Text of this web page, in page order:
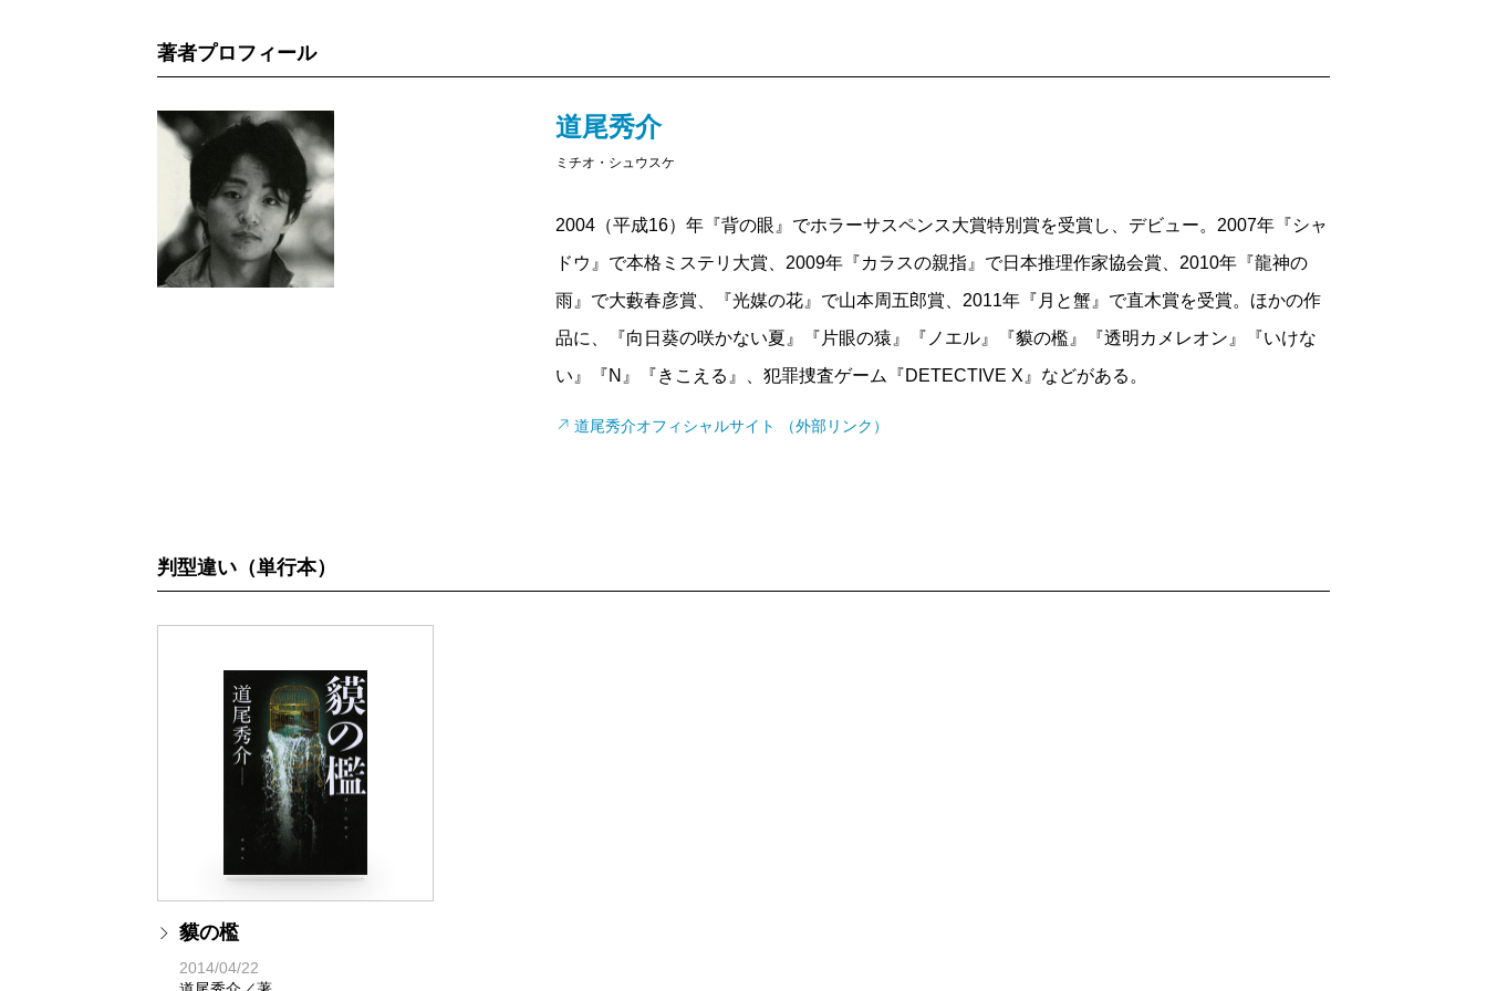
られて、最終的に優しい小説だなと思って頁を閉じました。
成川『月と蟹』の時に痛感しましたが、相変わらず道尾さんは少年の心理を描くのが上手ですよ
ね。
もがお父さんと玩具屋に行って「好きなものを買ってやる」と言われる場面があって、子どもは
お父さんが失業したことを考えて、絶対にいらない弓矢を選びます。そこが心に残りました。
沢田
少年って、大人が思っている以上にいろんなことを考えて、気を遣ったりもするじゃない
ですか。その辺の描写がとてもいい。
新井
私たちがすっかり忘れてしまっている感覚を思い出させてくれます。その一方で父親の心
も、とてもよくわかるんです。だから、道尾さんの小説を読むと、小説家は生きた年月とは無関
著者プロフィール
道尾秀介
ミチオ・シュウスケ
2004（平成16）年『背の眼』でホラーサスペンス大賞特別賞を受賞し、デビュー。2007年『シャ
ドウ』で本格ミステリ大賞、2009年『カラスの親指』で日本推理作家協会賞、2010年『龍神の
雨』で大藪春彦賞、『光媒の花』で山本周五郎賞、2011年『月と蟹』で直木賞を受賞。ほかの作
品に、『向日葵の咲かない夏』『片眼の猿』『ノエル』『貘の檻』『透明カメレオン』『いけな
い』『N』『きこえる』、犯罪捜査ゲーム『DETECTIVE X』などがある。
道尾秀介オフィシャルサイト （外部リンク）
判型違い（単行本）
貘の檻
2014/04/22